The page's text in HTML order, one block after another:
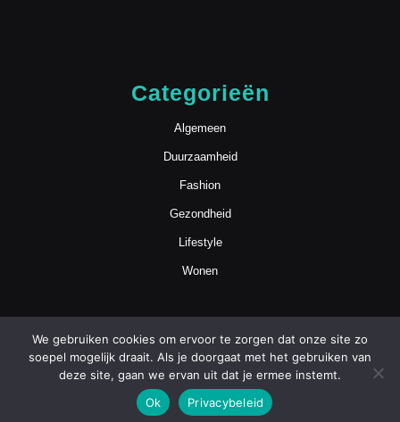
Categorieën
Algemeen
Duurzaamheid
Fashion
Gezondheid
Lifestyle
Wonen
Blog WordPress Theme Copyright
mamasmoois.nl | Alle Rechten Voorbehouden
We gebruiken cookies om ervoor te zorgen dat onze site zo
soepel mogelijk draait. Als je doorgaat met het gebruiken van
deze site, gaan we ervan uit dat je ermee instemt.
Ok
Privacybeleid